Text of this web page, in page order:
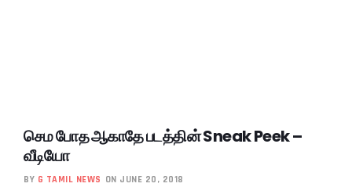
செம போத ஆகாதே படத்தின் Sneak Peek –
வீடியோ
BY G TAMIL NEWS ON JUNE 20, 2018